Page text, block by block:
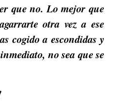
que no. Lo mejor que
otra vez a ese
cogido a escondidas y
no sea que se